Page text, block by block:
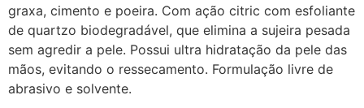
graxa, cimento e poeira. Com ação citric com esfoliante
de quartzo biodegradável, que elimina a sujeira pesada
sem agredir a pele. Possui ultra hidratação da pele das
mãos, evitando o ressecamento. Formulação livre de
abrasivo e solvente.